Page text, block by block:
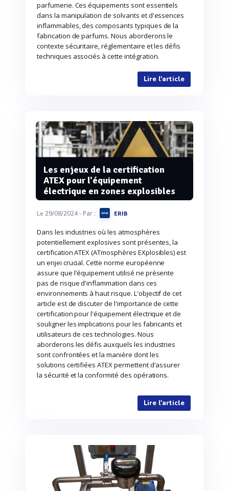
parfumerie. Ces équipements sont essentiels
dans la manipulation de solvants et d'essences
inflammables, des composants typiques de la
fabrication de parfums. Nous aborderons le
contexte sécuritaire, réglementaire et les défis
techniques associés à cette intégration.
Lire l'article
Les enjeux de la certification
ATEX pour l'équipement
électrique en zones explosibles
Le 29/08/2024- Par : ERIB
Dans les industries où les atmosphères
potentiellement explosives sont présentes, la
certification ATEX (ATmosphères EXplosibles) est
un enjei crucial. Cette norme européenne
assure que l'équipement utilisé ne présente
pas de risque d'inflammation dans ces
environnements à haut risque. L'objectif de cet
article est de discuter de l'importance de cette
certification pour l'équipement électrique et de
souligner les implications pour les fabricants et
utilisateurs de ces technologies. Nous
aborderons les défis auxquels les industries
sont confrontées et la manière dont les
solutions certifiées ATEX permettent d'assurer
la sécurité et la conformité des opérations.
Lire l'article